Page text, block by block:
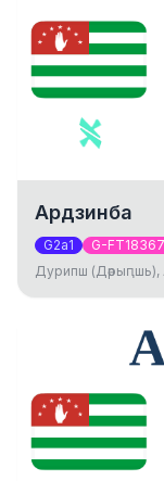
Ардзинба
G2a1 G-
Дурипш (Дәрыԥшь),